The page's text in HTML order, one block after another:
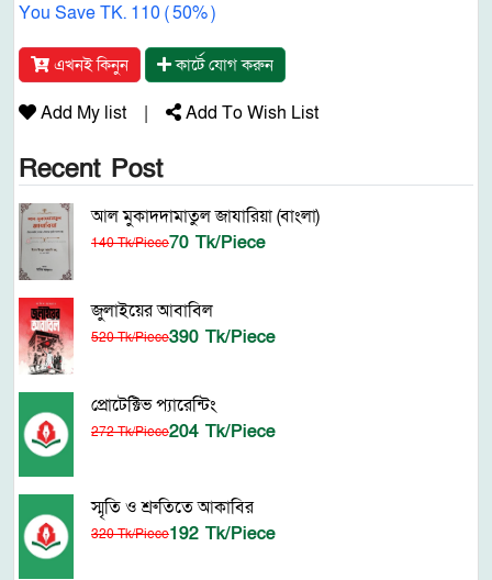
You Save TK. 110 ( 50% )
এখনই কিনুন কার্টে যোগ করুন
Add My list | Add To Wish List
Recent Post
আল মুকাদদামাতুল জাযারিয়া (বাংলা)
140 Tk/Piece70 Tk/Piece
জুলাইয়ের আবাবিল
520 Tk/Piece390 Tk/Piece
প্রোটেক্টিভ প্যারেন্টিং
272 Tk/Piece204 Tk/Piece
স্মৃতি ও শ্রুতিতে আকাবির
320 Tk/Piece192 Tk/Piece